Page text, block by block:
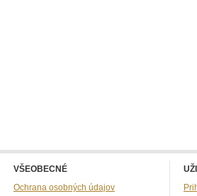
VŠEOBECNÉ
Ochrana osobných údajov